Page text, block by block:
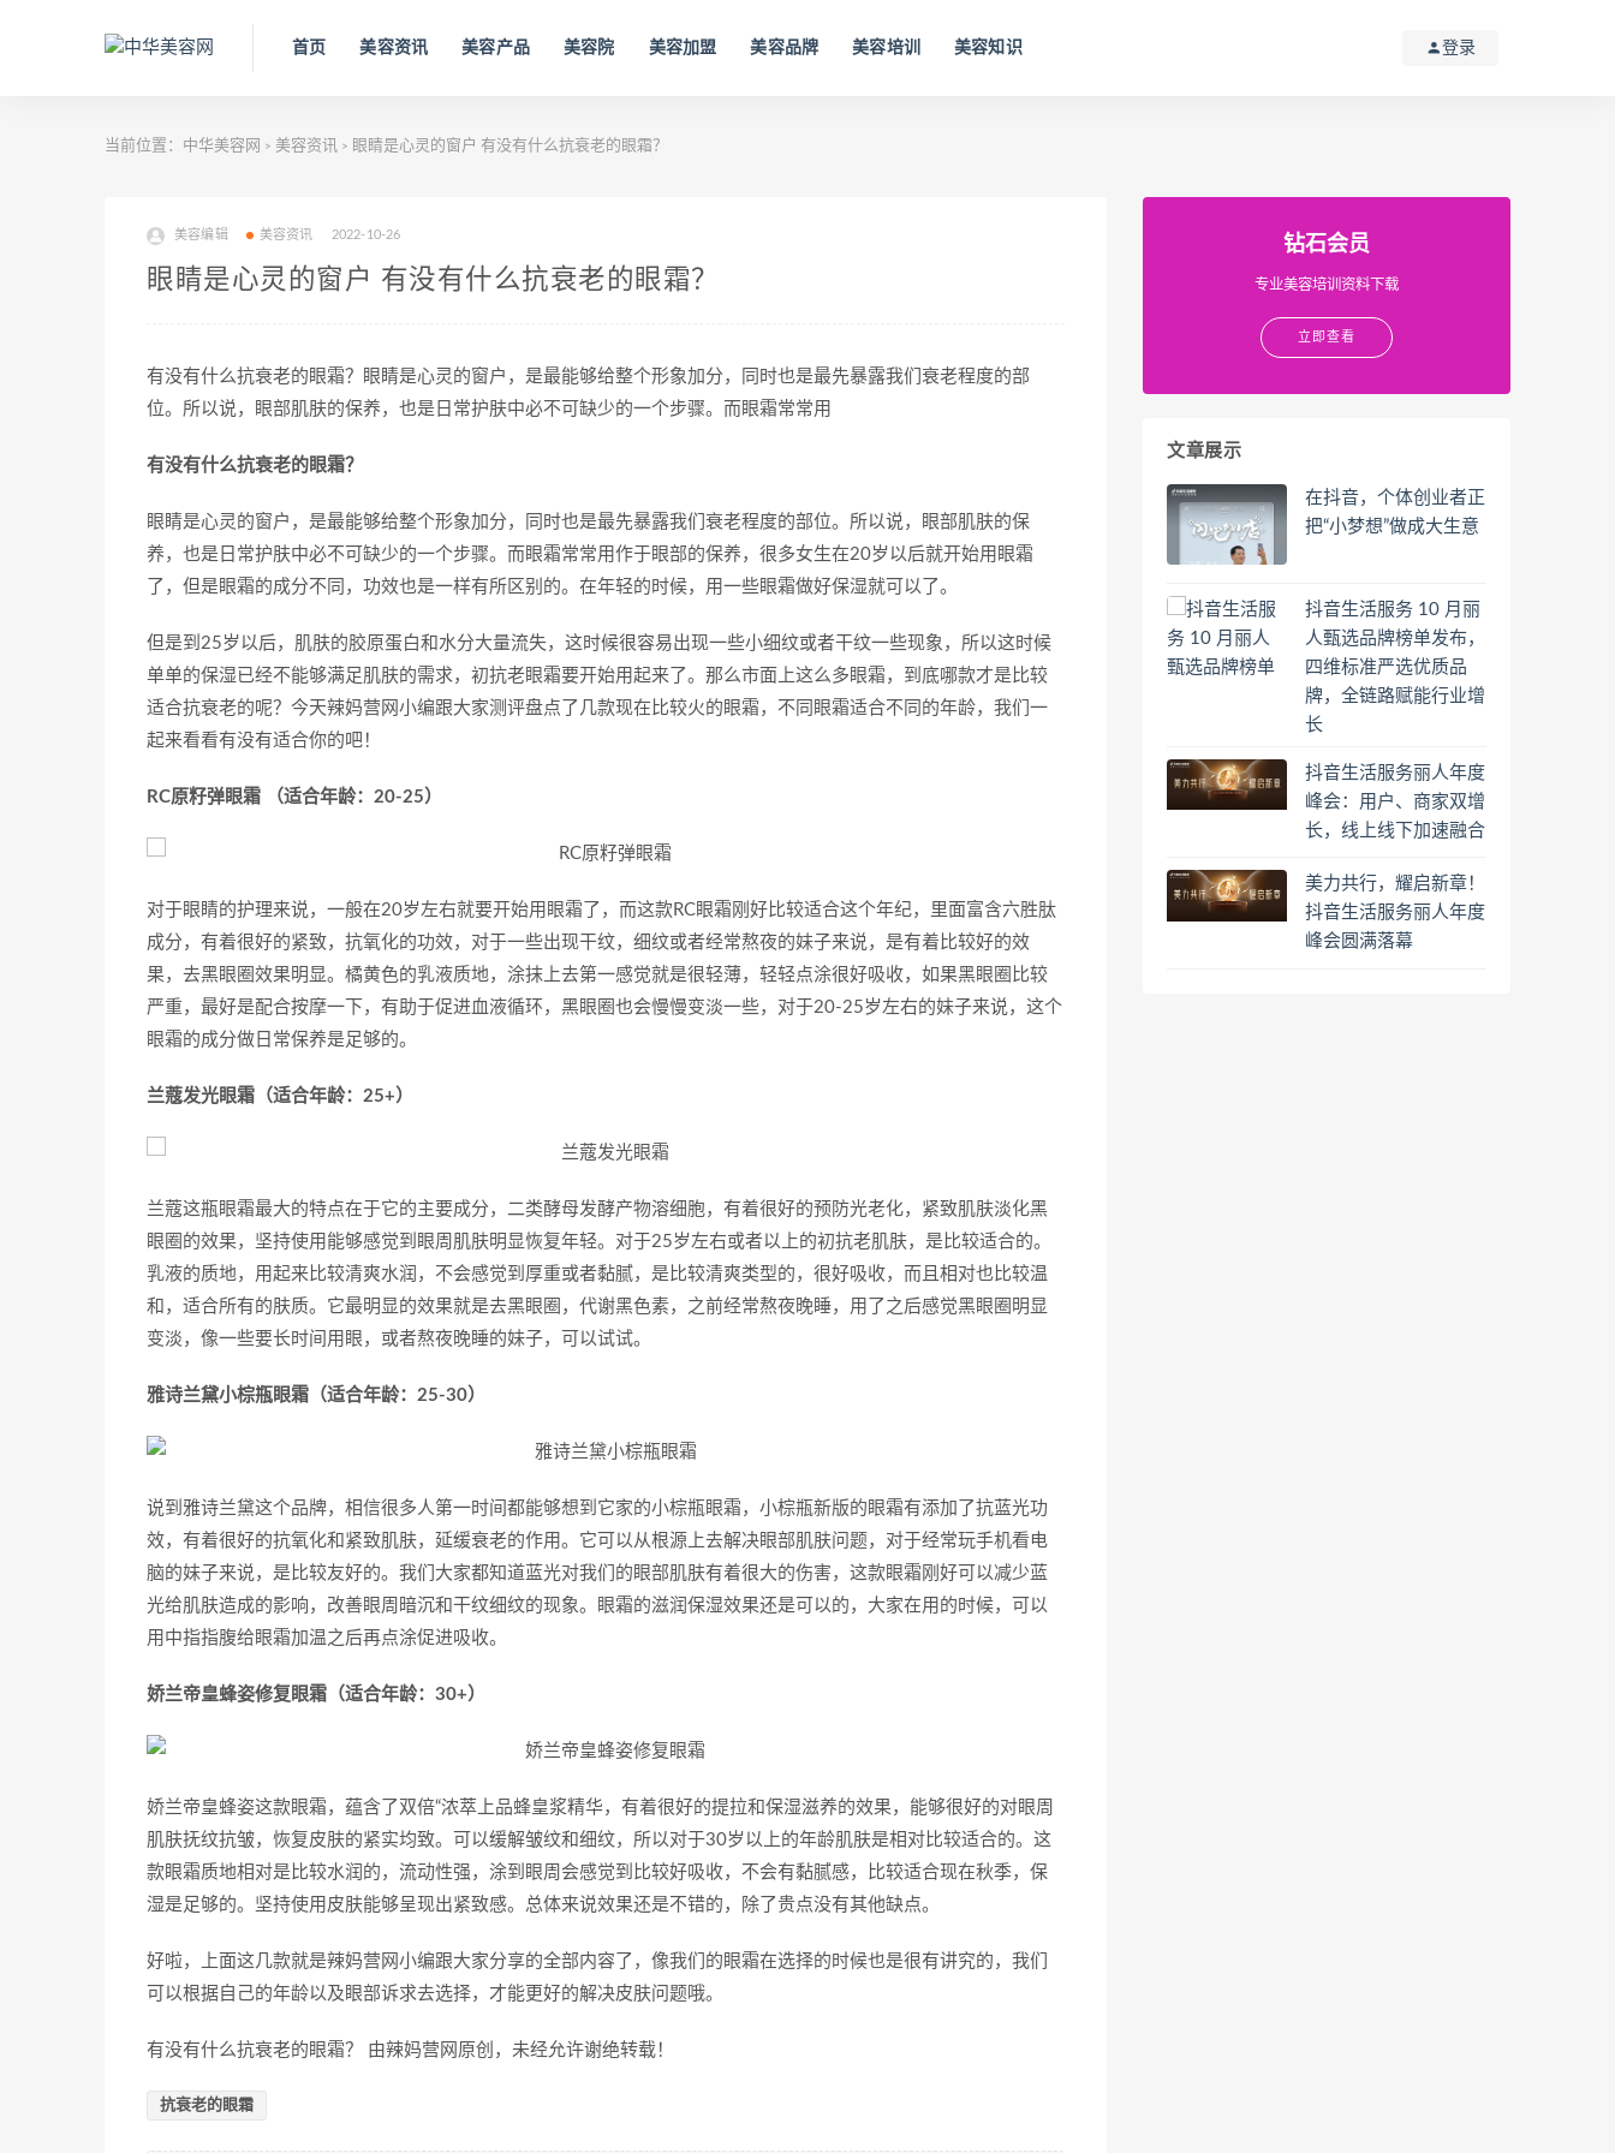
首页 美容资讯 美容产品 美容院 美容加盟 美容品牌 美容培训 美容知识 登录
当前位置： 中华美容网 > 美容资讯 > 眼睛是心灵的窗户 有没有什么抗衰老的眼霜？
美容编辑 美容资讯 2022-10-26
眼睛是心灵的窗户 有没有什么抗衰老的眼霜？
有没有什么抗衰老的眼霜？眼睛是心灵的窗户，是最能够给整个形象加分，同时也是最先暴露我们衰老程度的部
位。所以说，眼部肌肤的保养，也是日常护肤中必不可缺少的一个步骤。而眼霜常常用
有没有什么抗衰老的眼霜？
眼睛是心灵的窗户，是最能够给整个形象加分，同时也是最先暴露我们衰老程度的部位。所以说，眼部肌肤的保
养，也是日常护肤中必不可缺少的一个步骤。而眼霜常常用作于眼部的保养，很多女生在20岁以后就开始用眼霜
了，但是眼霜的成分不同，功效也是一样有所区别的。在年轻的时候，用一些眼霜做好保湿就可以了。
但是到25岁以后，肌肤的胶原蛋白和水分大量流失，这时候很容易出现一些小细纹或者干纹一些现象，所以这时候
单单的保湿已经不能够满足肌肤的需求，初抗老眼霜要开始用起来了。那么市面上这么多眼霜，到底哪款才是比较
适合抗衰老的呢？今天辣妈营网小编跟大家测评盘点了几款现在比较火的眼霜，不同眼霜适合不同的年龄，我们一
起来看看有没有适合你的吧！
RC原籽弹眼霜 （适合年龄：20-25）
对于眼睛的护理来说，一般在20岁左右就要开始用眼霜了，而这款RC眼霜刚好比较适合这个年纪，里面富含六胜肽
成分，有着很好的紧致，抗氧化的功效，对于一些出现干纹，细纹或者经常熬夜的妹子来说，是有着比较好的效
果，去黑眼圈效果明显。橘黄色的乳液质地，涂抹上去第一感觉就是很轻薄，轻轻点涂很好吸收，如果黑眼圈比较
严重，最好是配合按摩一下，有助于促进血液循环，黑眼圈也会慢慢变淡一些，对于20-25岁左右的妹子来说，这个
眼霜的成分做日常保养是足够的。
兰蔻发光眼霜（适合年龄：25+）
兰蔻这瓶眼霜最大的特点在于它的主要成分，二类酵母发酵产物溶细胞，有着很好的预防光老化，紧致肌肤淡化黑
眼圈的效果，坚持使用能够感觉到眼周肌肤明显恢复年轻。对于25岁左右或者以上的初抗老肌肤，是比较适合的。
乳液的质地，用起来比较清爽水润，不会感觉到厚重或者黏腻，是比较清爽类型的，很好吸收，而且相对也比较温
和，适合所有的肤质。它最明显的效果就是去黑眼圈，代谢黑色素，之前经常熬夜晚睡，用了之后感觉黑眼圈明显
变淡，像一些要长时间用眼，或者熬夜晚睡的妹子，可以试试。
雅诗兰黛小棕瓶眼霜（适合年龄：25-30）
说到雅诗兰黛这个品牌，相信很多人第一时间都能够想到它家的小棕瓶眼霜，小棕瓶新版的眼霜有添加了抗蓝光功
效，有着很好的抗氧化和紧致肌肤，延缓衰老的作用。它可以从根源上去解决眼部肌肤问题，对于经常玩手机看电
脑的妹子来说，是比较友好的。我们大家都知道蓝光对我们的眼部肌肤有着很大的伤害，这款眼霜刚好可以减少蓝
光给肌肤造成的影响，改善眼周暗沉和干纹细纹的现象。眼霜的滋润保湿效果还是可以的，大家在用的时候，可以
用中指指腹给眼霜加温之后再点涂促进吸收。
娇兰帝皇蜂姿修复眼霜（适合年龄：30+）
娇兰帝皇蜂姿这款眼霜，蕴含了双倍“浓萃上品蜂皇浆精华，有着很好的提拉和保湿滋养的效果，能够很好的对眼周
肌肤抚纹抗皱，恢复皮肤的紧实均致。可以缓解皱纹和细纹，所以对于30岁以上的年龄肌肤是相对比较适合的。这
款眼霜质地相对是比较水润的，流动性强，涂到眼周会感觉到比较好吸收，不会有黏腻感，比较适合现在秋季，保
湿是足够的。坚持使用皮肤能够呈现出紧致感。总体来说效果还是不错的，除了贵点没有其他缺点。
好啦，上面这几款就是辣妈营网小编跟大家分享的全部内容了，像我们的眼霜在选择的时候也是很有讲究的，我们
可以根据自己的年龄以及眼部诉求去选择，才能更好的解决皮肤问题哦。
有没有什么抗衰老的眼霜？ 由辣妈营网原创，未经允许谢绝转载！
抗衰老的眼霜
钻石会员
专业美容培训资料下载
立即查看
文章展示
在抖音，个体创业者正
把“小梦想”做成大生意
抖音生活服务 10 月丽
人甄选品牌榜单发布，
四维标准严选优质品
牌，全链路赋能行业增
长
抖音生活服务丽人年度
峰会：用户、商家双增
长，线上线下加速融合
美力共行，耀启新章！
抖音生活服务丽人年度
峰会圆满落幕